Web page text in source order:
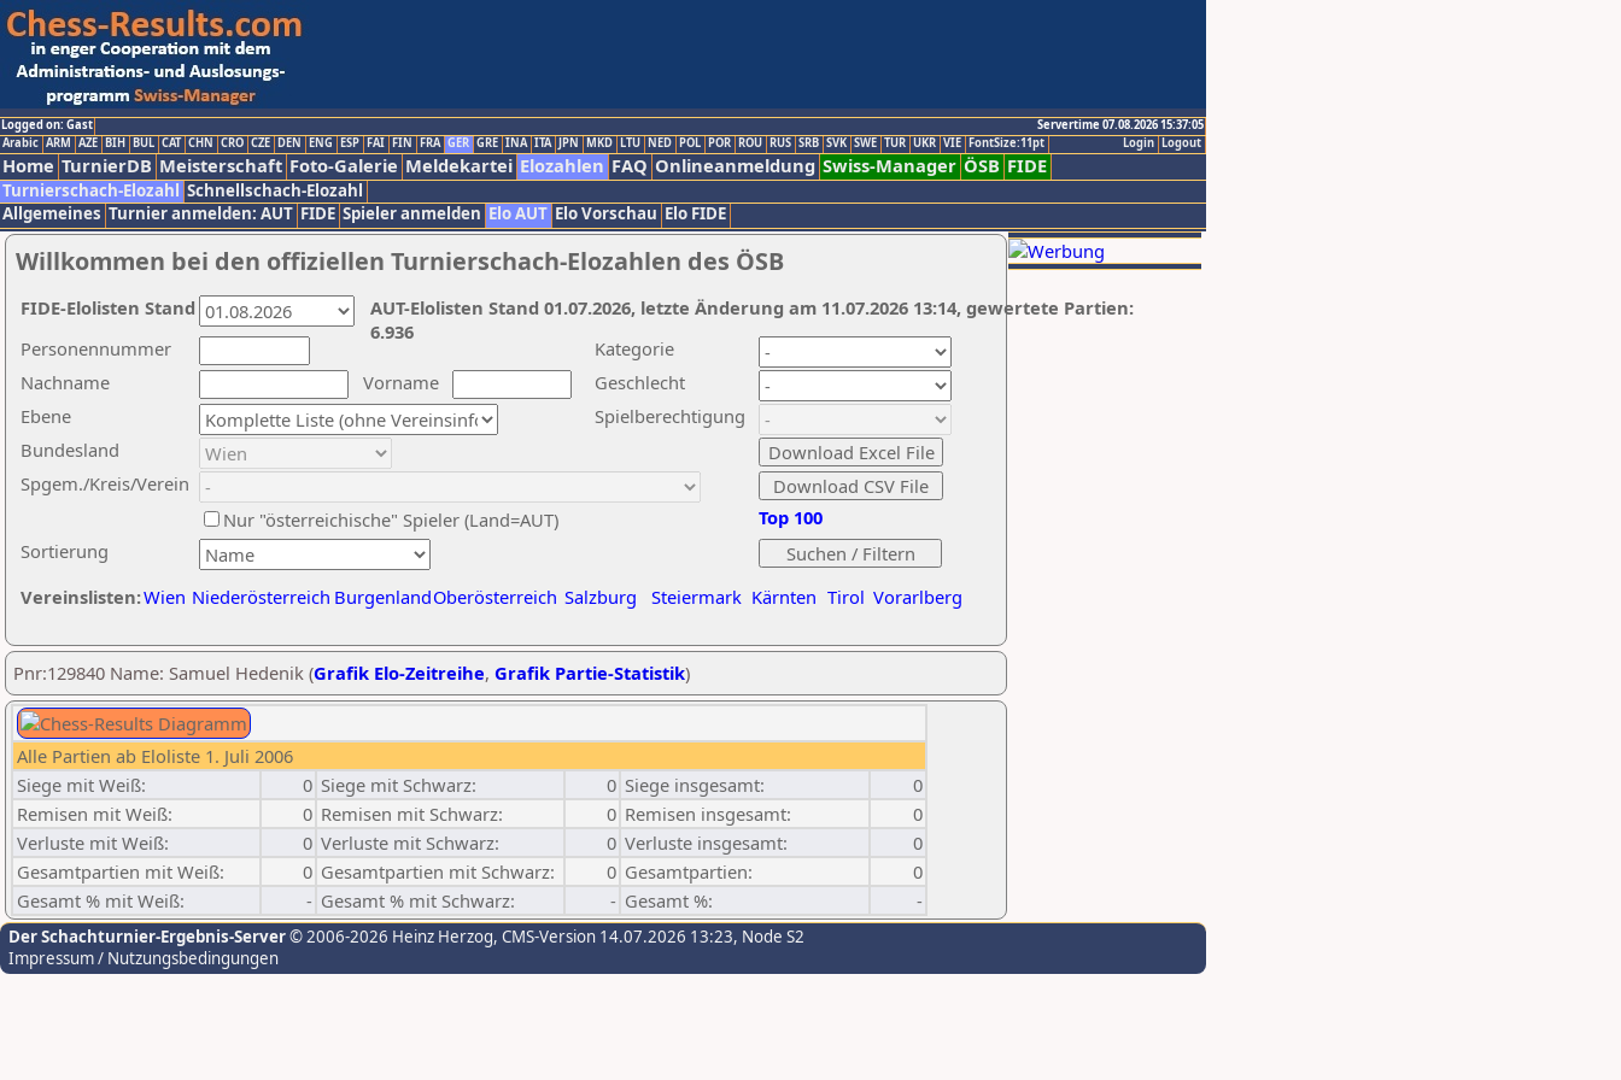
Logged on: Gast
Servertime 07.08.2026 15:37:05
Logout
Login
Arabic ARM AZE BIH BUL CAT CHN CRO CZE DEN ENG ESP FAI FIN FRA GER GRE INA ITA JPN MKD LTU NED POL POR ROU RUS SRB SVK SWE TUR UKR VIE FontSize:11pt
Home TurnierDB Meisterschaft Foto-Galerie Meldekartei Elozahlen FAQ Onlineanmeldung Swiss-Manager ÖSB FIDE
Turnierschach-Elozahl Schnellschach-Elozahl
Allgemeines Turnier anmelden: AUT FIDE Spieler anmelden Elo AUT Elo Vorschau Elo FIDE
Willkommen bei den offiziellen Turnierschach-Elozahlen des ÖSB
Nachname
Vorname
Ebene
Kategorie
Sortierung
Personennummer
Bundesland
Spgem./Kreis/Verein
Geschlecht
Nur "österreichische" Spieler (Land=AUT)
Spielberechtigung
Vereinslisten:Wien Niederösterreich BurgenlandOberösterreich Salzburg Steiermark Kärnten Tirol Vorarlberg
Top 100
AUT-Elolisten Stand 01.07.2026, letzte Änderung am 11.07.2026 13:14, gewertete Partien:
6.936
FIDE-Elolisten Stand
Pnr:129840 Name: Samuel Hedenik (Grafik Elo-Zeitreihe, Grafik Partie-Statistik)
Alle Partien ab Eloliste 1. Juli 2006
Siege mit Weiß:
0 Siege mit Schwarz: 0 Siege insgesamt:
0
Remisen mit Weiß:
0 Remisen mit Schwarz: 0 Remisen insgesamt:
0
Verluste mit Weiß:
0 Verluste mit Schwarz: 0 Verluste insgesamt:
0
Gesamtpartien mit Weiß:
0 Gesamtpartien mit Schwarz: 0 Gesamtpartien:
0
Gesamt % mit Weiß:
- Gesamt % mit Schwarz: - Gesamt %: -
Der Schachturnier-Ergebnis-Server© 2006-2026 Heinz Herzog, CMS-Version 14.07.2026 13:23, Node S2
Impressum / Nutzungsbedingungen